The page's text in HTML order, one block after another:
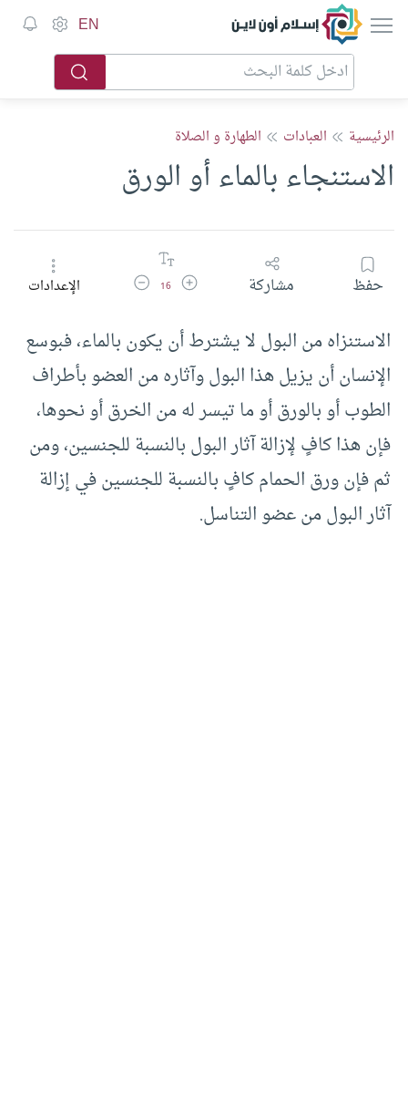
إسلام أون لاين EN
الرئيسية العبادات الطهارة و الصلاة
الاستنجاء بالماء أو الورق
حفظ مشاركة زيادة حجم الخط
16 تقليل حجم الخطالإعدادات
الاستنزاه من البول لا يشترط أن يكون بالماء، فبوسع
الإنسان أن يزيل هذا البول وآثاره من العضو بأطراف
الطوب أو بالورق أو ما تيسر له من الخرق أو نحوها،
فإن هذا كافٍ لإزالة آثار البول بالنسبة للجنسين، ومن
ثم فإن ورق الحمام كافٍ بالنسبة للجنسين في إزالة
آثار البول من عضو التناسل.